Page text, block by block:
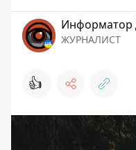
Информатор
ЖУРНАЛИСТ
👍